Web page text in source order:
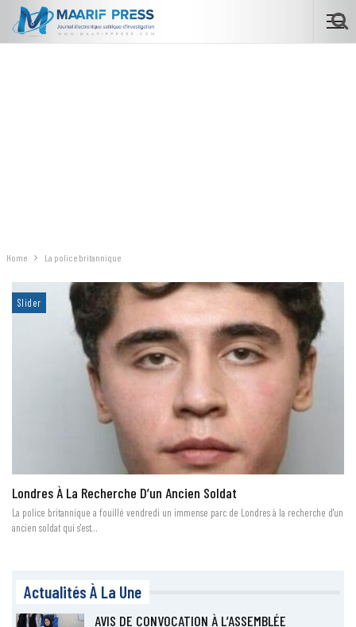
Home La police britannique
Slider
Londres À La Recherche D’un Ancien Soldat
La police britannique a fouillé vendredi un immense parc de Londres à la recherche d'un
ancien soldat qui s'est…
Actualités À La Une
AVIS DE CONVOCATION À L’ASSEMBLÉE